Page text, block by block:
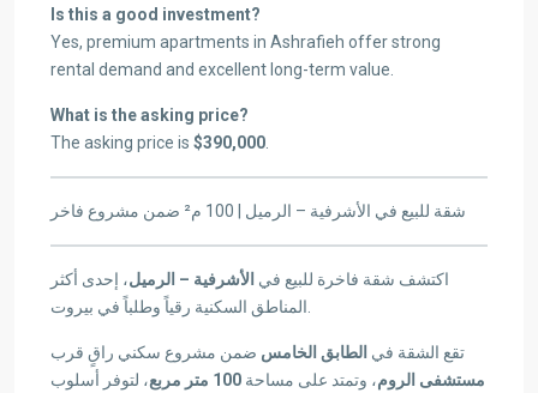
Is this a good investment?
Yes, premium apartments in Ashrafieh offer strong
rental demand and excellent long-term value.
What is the asking price?
The asking price is $390,000
شقة للبيع في الأشرفية – الرميل | 100 م² ضمن مشروع فاخر
اكتشف شقة فاخرة للبيع في الأشرفية – الرميل، إحدى أكثر
تقع الشقة في الطابق الخامس ضمن مشروع سكني راقٍ قرب
مستشفى الروم، وتمتد على مساحة 100 متر مربع
، لتوفر أسلوب